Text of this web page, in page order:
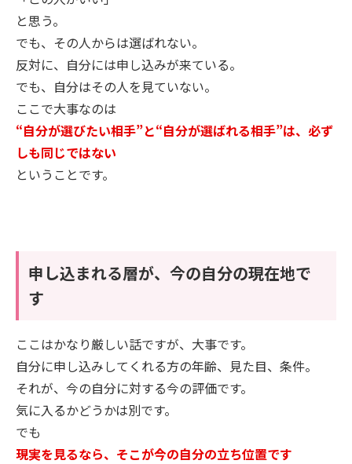
と思う。
でも、その人からは選ばれない。
反対に、自分には申し込みが来ている。
でも、自分はその人を見ていない。
ここで大事なのは
“自分が選びたい相手”と“自分が選ばれる相手”は、必ず
しも同じではない
ということです。
申し込まれる層が、今の自分の現在地で
す
ここはかなり厳しい話ですが、大事です。
自分に申し込みしてくれる方の年齢、見た目、条件。
それが、今の自分に対する今の評価です。
気に入るかどうかは別です。
でも
現実を見るなら、そこが今の自分の立ち位置です